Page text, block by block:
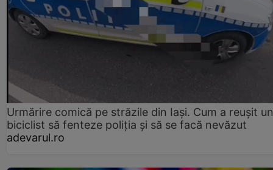
Urmărire comică pe străzile din Iași. Cum a reușit un
biciclist să fenteze poliția și să se facă nevăzut
adevarul.ro